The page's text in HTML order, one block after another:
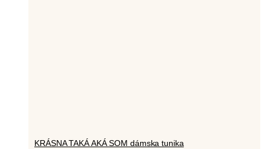
KRÁSNA TAKÁ AKÁ SOM dámska tunika